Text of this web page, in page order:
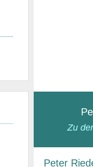
Zu
Peter